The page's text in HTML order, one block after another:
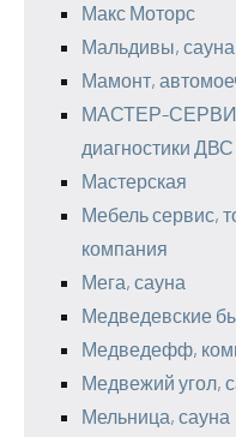
Макс Моторс
Мальдивы, сауна
Мамонт,
МАСТЕР-
диагностики ДВС
Мастерская
Мебель сервис,
компания
Мега, сауна
Медведевские
Медведефф,
Медвежий угол,
Мельница, сауна